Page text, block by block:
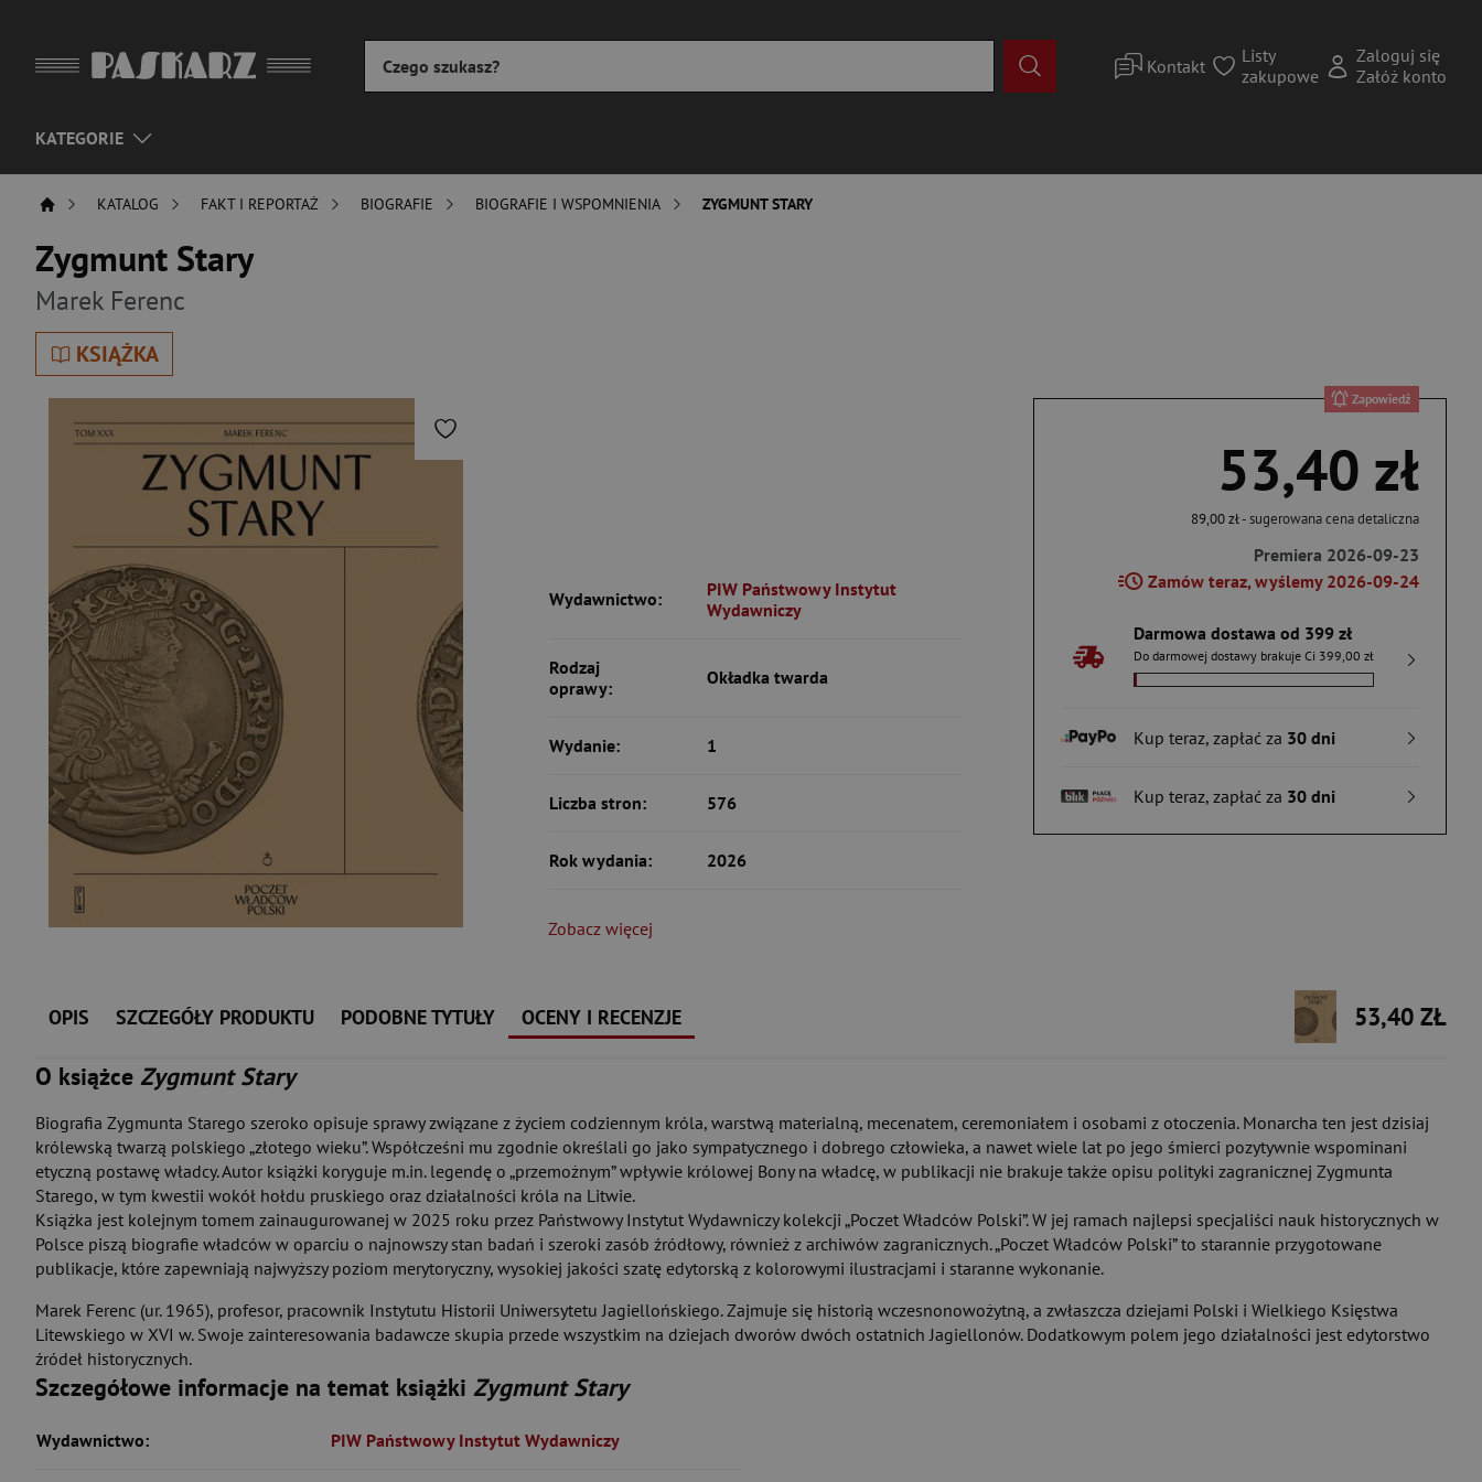
Kontakt
Listy
zakupowe
Zaloguj się
Załóż konto
KATEGORIE
KATALOG FAKT I REPORTAŻ BIOGRAFIE BIOGRAFIE I WSPOMNIENIA ZYGMUNT STARY
Zygmunt Stary
Marek Ferenc
KSIĄŻKA
Zapowiedź
53,40 zł
89,00 zł- sugerowana cena detaliczna
Premiera 2026-09-23
Zamów teraz, wyślemy 2026-09-24
Darmowa dostawa od 399 zł
Do darmowej dostawy brakuje Ci 399,00 zł
Kup teraz, zapłać za 30 dni
Kup teraz, zapłać za 30 dni
Wydawnictwo:
PIW Państwowy Instytut
Wydawniczy
Rodzaj
oprawy:
Okładka twarda
Wydanie: 1
Liczba stron: 576
Rok wydania: 2026
Zobacz więcej
OPIS SZCZEGÓŁY PRODUKTU PODOBNE TYTUŁY OCENY I RECENZJE
53,40 ZŁ
O książce Zygmunt Stary
Biografia Zygmunta Starego szeroko opisuje sprawy związane z życiem codziennym króla, warstwą materialną, mecenatem, ceremoniałem i osobami z otoczenia. Monarcha ten jest dzisiaj
królewską twarzą polskiego „złotego wieku”. Współcześni mu zgodnie określali go jako sympatycznego i dobrego człowieka, a nawet wiele lat po jego śmierci pozytywnie wspominani
etyczną postawę władcy. Autor książki koryguje m.in. legendę o „przemożnym” wpływie królowej Bony na władcę, w publikacji nie brakuje także opisu polityki zagranicznej Zygmunta
Starego, w tym kwestii wokół hołdu pruskiego oraz działalności króla na Litwie.
Książka jest kolejnym tomem zainaugurowanej w 2025 roku przez Państwowy Instytut Wydawniczy kolekcji „Poczet Władców Polski”. W jej ramach najlepsi specjaliści nauk historycznych w
Polsce piszą biografie władców w oparciu o najnowszy stan badań i szeroki zasób źródłowy, również z archiwów zagranicznych. „Poczet Władców Polski” to starannie przygotowane
publikacje, które zapewniają najwyższy poziom merytoryczny, wysokiej jakości szatę edytorską z kolorowymi ilustracjami i staranne wykonanie.
Marek Ferenc (ur. 1965), profesor, pracownik Instytutu Historii Uniwersytetu Jagiellońskiego. Zajmuje się historią wczesnonowożytną, a zwłaszcza dziejami Polski i Wielkiego Księstwa
Litewskiego w XVI w. Swoje zainteresowania badawcze skupia przede wszystkim na dziejach dworów dwóch ostatnich Jagiellonów. Dodatkowym polem jego działalności jest edytorstwo
źródeł historycznych.
Szczegółowe informacje na temat książki Zygmunt Stary
Wydawnictwo: PIW Państwowy Instytut Wydawniczy